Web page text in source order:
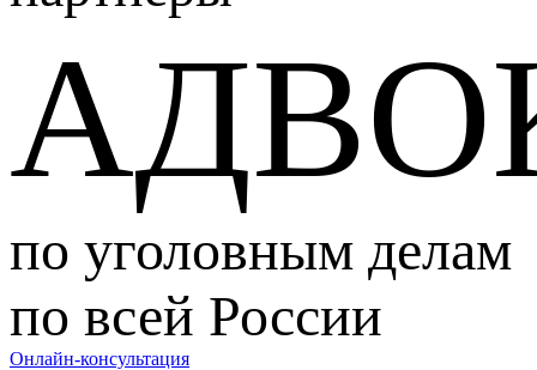
по уголовным делам
по всей России
Онлайн-консультация